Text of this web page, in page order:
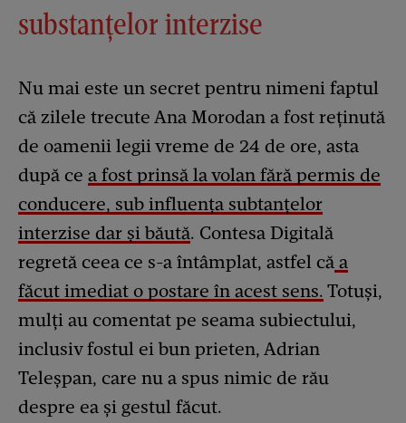
substanțelor interzise
Nu mai este un secret pentru nimeni faptul
că zilele trecute Ana Morodan a fost reținută
de oamenii legii vreme de 24 de ore, asta
după ce a fost prinsă la volan fără permis de
conducere, sub influența subtanțelor
interzise dar și băută. Contesa Digitală
regretă ceea ce s-a întâmplat, astfel că a
făcut imediat o postare în acest sens. Totuși,
mulți au comentat pe seama subiectului,
inclusiv fostul ei bun prieten, Adrian
Teleșpan, care nu a spus nimic de rău
despre ea și gestul făcut.